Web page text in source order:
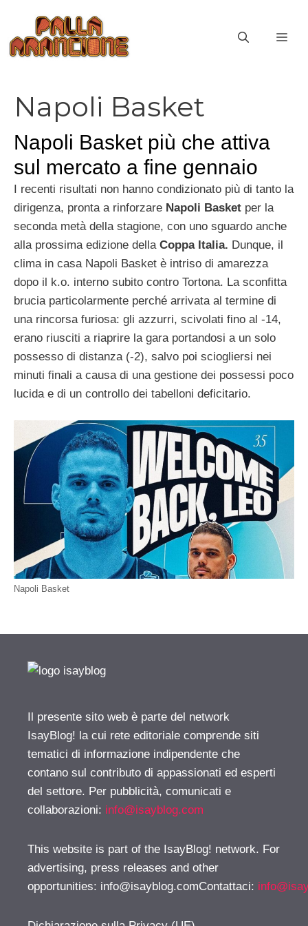
contenuto
Napoli Basket
Napoli Basket più che attiva
sul mercato a fine gennaio
I recenti risultati non hanno condizionato più di tanto la
dirigenza, pronta a rinforzare Napoli Basket per la
seconda metà della stagione, con uno sguardo anche
alla prossima edizione della Coppa Italia. Dunque, il
clima in casa Napoli Basket è intriso di amarezza
dopo il k.o. interno subito contro Tortona. La sconfitta
brucia particolarmente perché arrivata al termine di
una rincorsa furiosa: gli azzurri, scivolati fino al -14,
erano riusciti a riaprire la gara portandosi a un solo
possesso di distanza (-2), salvo poi sciogliersi nei
minuti finali a causa di una gestione dei possessi poco
lucida e di un controllo dei tabelloni deficitario.
Napoli Basket
Il presente sito web è parte del network
IsayBlog! la cui rete editoriale comprende siti
tematici di informazione indipendente che
contano sul contributo di appassionati ed esperti
del settore. Per pubblicità, comunicati e
collaborazioni: info@isayblog.com
This website is part of the IsayBlog! network. For
advertising, press releases and other
opportunities: info@isayblog.comContattaci: